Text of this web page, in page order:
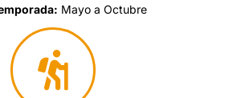
Mayo a Octubre